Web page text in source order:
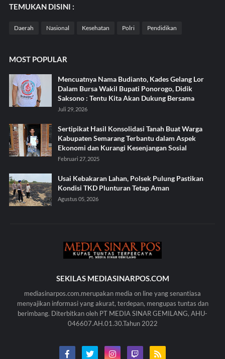
TEMUKAN DISINI :
Daerah Nasional Kesehatan Polri Pendidikan
MOST POPULAR
Mencuatnya Nama Budianto, Kades Gelang Lor
Dalam Bursa Wakil Bupati Ponorogo, Didik
Saksono : Tentu Kita Akan Dukung Bersama
Juli 29, 2026
Sertipikat Hasil Konsolidasi Tanah Buat Warga
Kabupaten Semarang Terbantu dalam Aspek
Ekonomi dan Kurangi Kesenjangan Sosial
Februari 27, 2025
Usai Kebakaran Lahan, Polsek Pulung Pastikan
Kondisi TKD Plunturan Tetap Aman
Agustus 05, 2026
SEKILAS MEDIASINARPOS.COM
mediasinarpos.com.merupakan media on line yang senantiasa
menyajikan informasi yang akurat, terdepan, mengupas tuntas dan
berimbang. Diterbitkan oleh PT MEDIA SINAR GEMILANG, AHU-
046607.AH.01.30.Tahun 2022